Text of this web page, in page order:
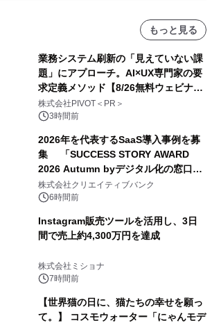
もっと見る
業務システム刷新の「見えていない課
題」にアプローチ。AI×UX専門家の要
求定義メソッド【8/26無料ウェビナ
ー】株式会社PIVOT
株式会社PIVOT＜PR＞
3時間前
2026年を代表するSaaS導入事例を募
集 「SUCCESS STORY AWARD
2026 Autumn byデジタル化の窓口」
開催
株式会社クリエイティブバンク
6時間前
Instagram販売ツールを活用し、3日
間で売上約4,300万円を達成
株式会社ミショナ
7時間前
【世界猫の日に、猫たちの幸せを願っ
て。】 コスモウォーター「にゃんモデ